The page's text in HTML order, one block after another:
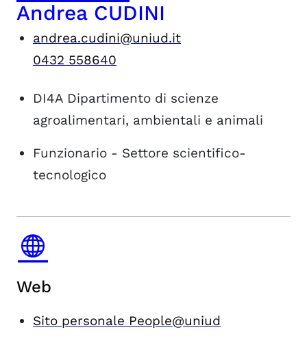
Andrea CUDINI
andrea.cudini@uniud.it
0432 558640
DI4A Dipartimento di scienze
agroalimentari, ambientali e animali
Funzionario - Settore scientifico-
tecnologico
Web
Sito personale People@uniud